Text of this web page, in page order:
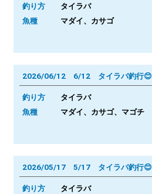
釣り方 タイラバ
魚種 マダイ、カサゴ
2026/06/12 6/12 タイラバ釣行😊
釣り方 タイラバ
魚種 マダイ、カサゴ、マゴチ
2026/05/17 5/17 タイラバ釣行😊
釣り方 タイラバ